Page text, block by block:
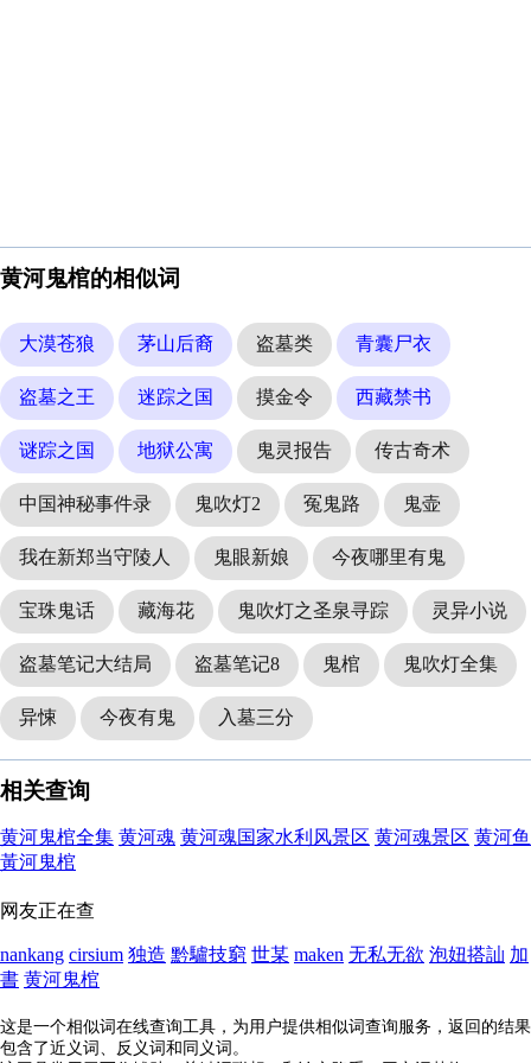
黄河鬼棺的相似词
大漠苍狼 茅山后裔 盗墓类 青囊尸衣
盗墓之王 迷踪之国 摸金令 西藏禁书
谜踪之国 地狱公寓 鬼灵报告 传古奇术
中国神秘事件录 鬼吹灯2 冤鬼路 鬼壶
我在新郑当守陵人 鬼眼新娘 今夜哪里有鬼
宝珠鬼话 藏海花 鬼吹灯之圣泉寻踪 灵异小说
盗墓笔记大结局 盗墓笔记8 鬼棺 鬼吹灯全集
异悚 今夜有鬼 入墓三分
相关查询
黄河鬼棺全集 黄河魂 黄河魂国家水利风景区 黄河魂景区 黄河鱼
黃河鬼棺
网友正在查
nankang cirsium 独造 黔驢技窮 世某 maken 无私无欲 泡妞搭訕 加
書 黄河鬼棺
这是一个相似词在线查询工具，为用户提供相似词查询服务，返回的结果
包含了近义词、反义词和同义词。